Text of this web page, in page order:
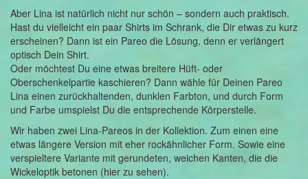
Aber Lina ist natürlich nicht nur schön – sondern auch praktisch.
Hast du vielleicht ein paar Shirts im Schrank, die Dir etwas zu kurz
erscheinen? Dann ist ein Pareo die Lösung, denn er verlängert
optisch Dein Shirt.
Oder möchtest Du eine etwas breitere Hüft- oder
Oberschenkelpartie kaschieren? Dann wähle für Deinen Pareo
Lina einen zurückhaltenden, dunklen Farbton, und durch Form
und Farbe umspielst Du die entsprechende Körperstelle.
Wir haben zwei Lina-Pareos in der Kollektion. Zum einen eine
etwas längere Version mit eher rockähnlicher Form. Sowie eine
verspieltere Variante mit gerundeten, weichen Kanten, die die
Wickeloptik betonen (hier zu sehen).